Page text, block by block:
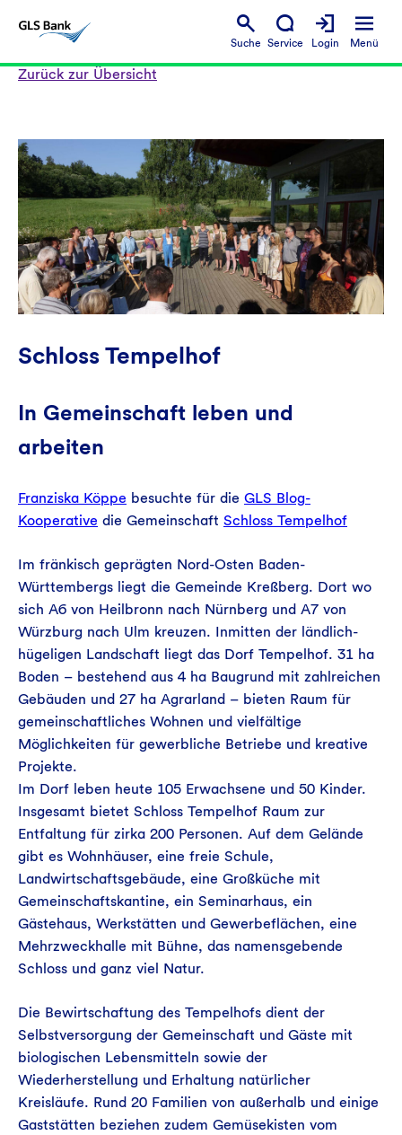
Suche Service Login Menü
Zurück zur Übersicht
Schloss Tempelhof
In Gemeinschaft leben und
arbeiten
Franziska Köppe besuchte für die GLS Blog-
Kooperative die Gemeinschaft Schloss Tempelhof
Im fränkisch geprägten Nord-Osten Baden-
Württembergs liegt die Gemeinde Kreßberg. Dort wo
sich A6 von Heilbronn nach Nürnberg und A7 von
Würzburg nach Ulm kreuzen. Inmitten der ländlich-
hügeligen Landschaft liegt das Dorf Tempelhof. 31 ha
Boden – bestehend aus 4 ha Baugrund mit zahlreichen
Gebäuden und 27 ha Agrarland – bieten Raum für
gemeinschaftliches Wohnen und vielfältige
Möglichkeiten für gewerbliche Betriebe und kreative
Projekte.
Im Dorf leben heute 105 Erwachsene und 50 Kinder.
Insgesamt bietet Schloss Tempelhof Raum zur
Entfaltung für zirka 200 Personen. Auf dem Gelände
gibt es Wohnhäuser, eine freie Schule,
Landwirtschaftsgebäude, eine Großküche mit
Gemeinschaftskantine, ein Seminarhaus, ein
Gästehaus, Werkstätten und Gewerbeflächen, eine
Mehrzweckhalle mit Bühne, das namensgebende
Schloss und ganz viel Natur.
Die Bewirtschaftung des Tempelhofs dient der
Selbstversorgung der Gemeinschaft und Gäste mit
biologischen Lebensmitteln sowie der
Wiederherstellung und Erhaltung natürlicher
Kreisläufe. Rund 20 Familien von außerhalb und einige
Gaststätten beziehen zudem Gemüsekisten vom